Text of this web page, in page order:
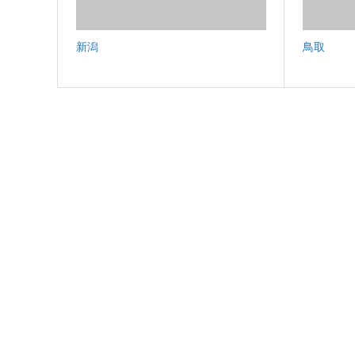
新潟 鳥取